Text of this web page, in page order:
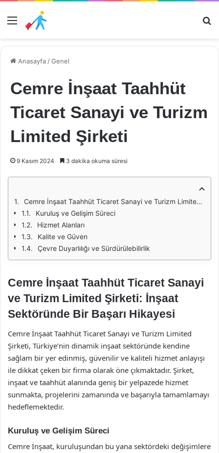
Menü
Anasayfa /Genel
Cemre İnşaat Taahhüt
Ticaret Sanayi ve Turizm
Limited Şirketi
9 Kasım 2024 3 dakika okuma süresi
Cemre İnşaat Taahhüt Ticaret Sanayi ve Turizm Limited Şirketi: İnşaat Sektöründe Bir Başarı Hikayesi
Kuruluş ve Gelişim Süreci
Hizmet Alanları
Kalite ve Güven
Çevre Duyarlılığı ve Sürdürülebilirlik
Cemre İnşaat Taahhüt Ticaret Sanayi
ve Turizm Limited Şirketi: İnşaat
Sektöründe Bir Başarı Hikayesi
Cemre İnşaat Taahhüt Ticaret Sanayi ve Turizm Limited
Şirketi, Türkiye’nin dinamik inşaat sektöründe kendine
sağlam bir yer edinmiş, güvenilir ve kaliteli hizmet anlayışı
ile dikkat çeken bir firma olarak öne çıkmaktadır. Şirket,
inşaat ve taahhüt alanında geniş bir yelpazede hizmet
sunmakta, projelerini zamanında ve başarıyla tamamlamayı
hedeflemektedir.
Kuruluş ve Gelişim Süreci
Cemre İnşaat, kuruluşundan bu yana sektördeki değişimlere